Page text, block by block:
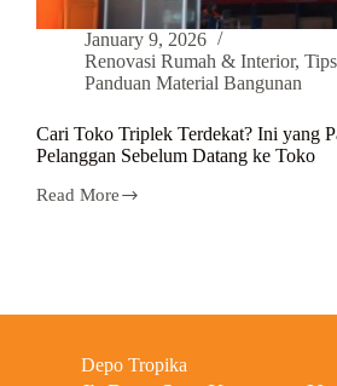
January 9, 2026
Renovasi Rumah & Interior,
Panduan Material Bangunan
Cari Toko Triplek Terdekat? Ini yang
Pelanggan Sebelum Datang ke Toko
Read More
Depo Tropika